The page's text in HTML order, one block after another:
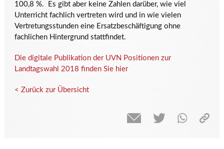
100,8 %. Es gibt aber keine Zahlen darüber, wie viel
Unterricht fachlich vertreten wird und in wie vielen
Vertretungsstunden eine Ersatzbeschäftigung ohne
fachlichen Hintergrund stattfindet.
Die digitale Publikation der UVN Positionen zur
Landtagswahl 2018 finden Sie hier
< Zurück zur Übersicht